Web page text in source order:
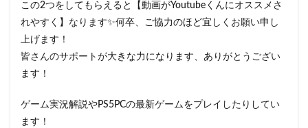
この2つをしてもらえると【動画がYoutubeくんにオススメさ
れやすく】なります✨何卒、ご協力のほど宜しくお願い申し
上げます！
皆さんのサポートが大きな力になります、ありがとうござい
ます！
ゲーム実況解説やPS5PCの最新ゲームをプレイしたりしてい
ます！